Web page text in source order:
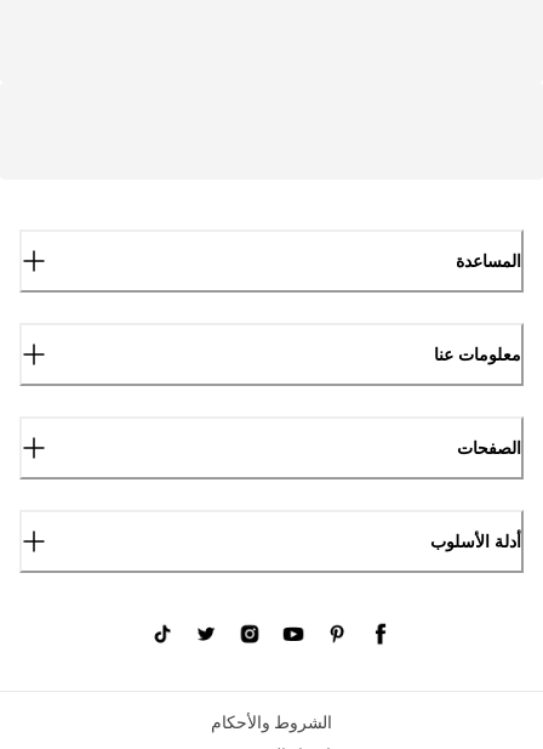
المساعدة
معلومات عنا
الصفحات
أدلة الأسلوب
الشروط والأحكام